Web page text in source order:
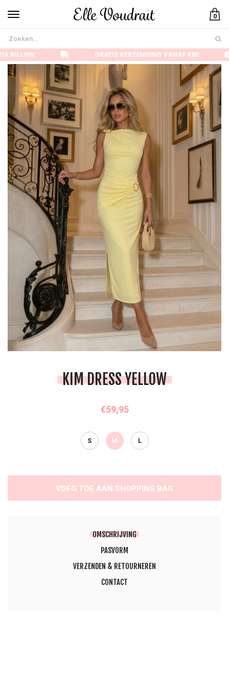
0
BILLINK GRATIS VERZENDING VANAF €80
KIM DRESS YELLOW
€59,95
OMSCHRIJVING
PASVORM
VERZENDEN & RETOURNEREN
CONTACT
S M L
VOEG TOE AAN SHOPPING BAG